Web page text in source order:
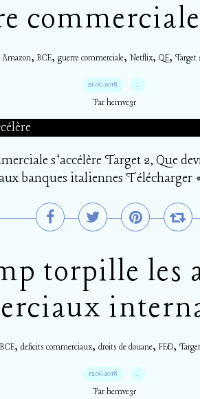
commerciale
Amazon, BCE, guerre commerciale, Netflix, QE, Target
21.06.2018 …
Par hemve31
s’accélère Target 2, Que
banques italiennes Télécharger
torpille les
BCE, deficits commerciaux, droits de douane, FED,
12.06.2018 …
Par hemve31